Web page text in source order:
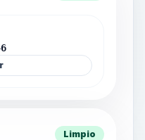
Limpio